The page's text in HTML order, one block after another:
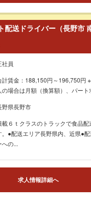
配送ドライバー（長野市
社員
計賃金：188,150円～196,750円
の場合は月額（換算額）、パート
野県長野市
載６ｔクラスのトラックで食品配
。●配送エリア長野県内、近県●
への...
求人情報詳細へ